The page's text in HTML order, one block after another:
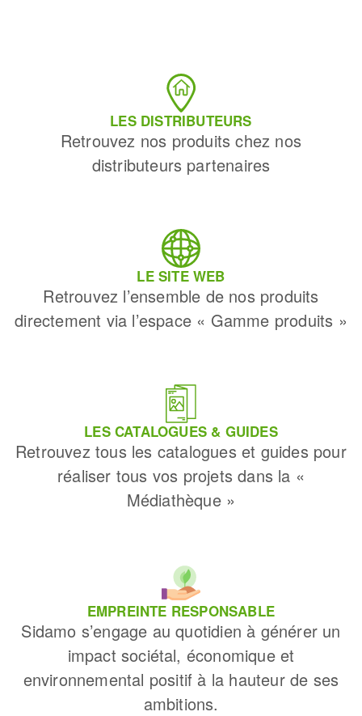
LES DISTRIBUTEURS
Retrouvez nos produits chez nos
distributeurs partenaires
LE SITE WEB
Retrouvez l’ensemble de nos produits
directement via l’espace « Gamme produits »
LES CATALOGUES & GUIDES
Retrouvez tous les catalogues et guides pour
réaliser tous vos projets dans la «
Médiathèque »
EMPREINTE RESPONSABLE
Sidamo s’engage au quotidien à générer un
impact sociétal, économique et
environnemental positif à la hauteur de ses
ambitions.